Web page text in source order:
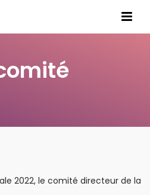
2022, le comité directeur de la